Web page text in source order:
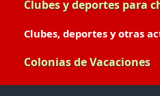
Clubes y deportes para
Clubes, deportes y otras
Colonias de Vacaciones